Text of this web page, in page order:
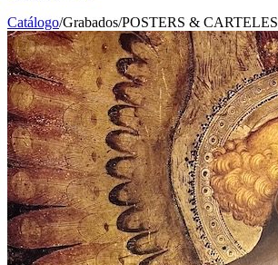
Catálogo/Grabados/POSTERS & CARTELES